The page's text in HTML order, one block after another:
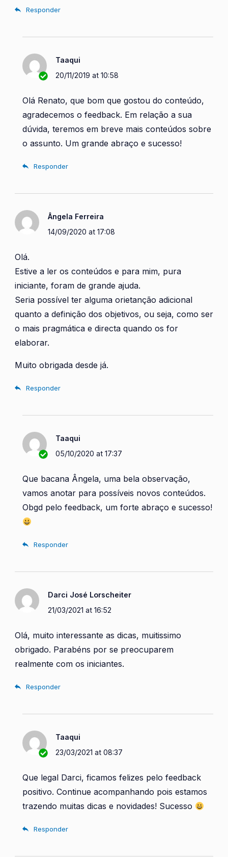
Responder
Taaqui
20/11/2019 at 10:58
Olá Renato, que bom que gostou do conteúdo,
agradecemos o feedback. Em relação a sua
dúvida, teremos em breve mais conteúdos sobre
o assunto. Um grande abraço e sucesso!
Responder
Ângela Ferreira
14/09/2020 at 17:08
Olá.
Estive a ler os conteúdos e para mim, pura
iniciante, foram de grande ajuda.
Seria possível ter alguma orietanção adicional
quanto a definição dos objetivos, ou seja, como ser
o mais pragmática e directa quando os for
elaborar.
Muito obrigada desde já.
Responder
Taaqui
05/10/2020 at 17:37
Que bacana Ângela, uma bela observação,
vamos anotar para possíveis novos conteúdos.
Obgd pelo feedback, um forte abraço e sucesso!
Responder
Darci José Lorscheiter
21/03/2021 at 16:52
Olá, muito interessante as dicas, muitissimo
obrigado. Parabéns por se preocuparem
realmente com os iniciantes.
Responder
Taaqui
23/03/2021 at 08:37
Que legal Darci, ficamos felizes pelo feedback
positivo. Continue acompanhando pois estamos
trazendo muitas dicas e novidades! Sucesso
Responder